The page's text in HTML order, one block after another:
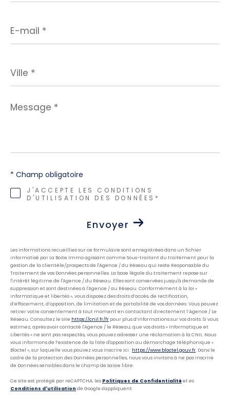
mail
*
*
Message
*
J'ACCEPTE LES CONDITIONS
D'UTILISATION DES DONNÉES*
* Champ obligatoire
Envoyer
Les informations recueillies sur ce formulaire sont enregistrées dans un fichier
informatisé par La Boite Immo agissant comme Sous-traitant du traitement pour la
gestion de la clientèle/prospects de l'Agence / du Réseau qui reste Responsable du
Traitement de vos Données personnelles. La base légale du traitement repose sur
l'intérêt légitime de l'Agence / du Réseau. Elles sont conservées jusqu'à demande de
suppression et sont destinées à l'Agence / au Réseau. Conformément à la loi «
informatique et libertés », vous disposez des droits d’accès, de rectification,
d’effacement, d’opposition, de limitation et de portabilité de vos données. Vous pouvez
retirer votre consentement à tout moment en contactant directement l’Agence / Le
Réseau. Consultez le site https://cnil.fr/fr pour plus d’informations sur vos droits. Si vous
estimez, après avoir contacté l'Agence / le Réseau, que vos droits « Informatique et
Libertés » ne sont pas respectés, vous pouvez adresser une réclamation à la CNIL. Nous
vous informons de l’existence de la liste d'opposition au démarchage téléphonique «
Bloctel », sur laquelle vous pouvez vous inscrire ici : https://www.bloctel.gouv.fr. Dans le
cadre de la protection des Données personnelles, nous vous invitons à ne pas inscrire
de Données sensibles dans le champ de saisie libre.
Ce site est protégé par reCAPTCHA, les Politiques de Confidentialitéet es
Conditions d'utilisation de Google s'appliquent.